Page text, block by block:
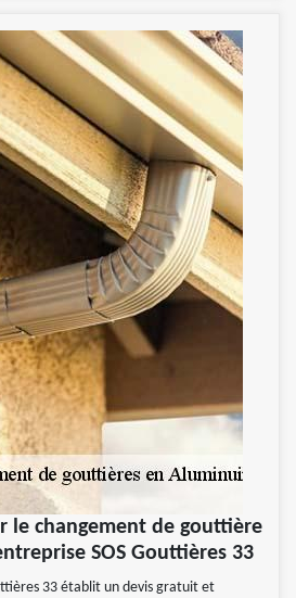
le changement de gouttière
SOS Gouttières 33
33 établit un devis gratuit et